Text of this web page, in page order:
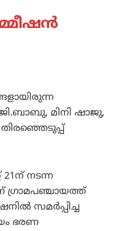
മിനി ഷാജു,
നടന്ന
ഗ്രാമപഞ്ചായത്ത്
സമര്‍പ്പിച്ച
ഭരണ